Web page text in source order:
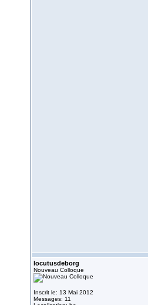
locutusdeborg
Nouveau Colloque
Inscrit le: 13 Mai 2012
Messages: 11